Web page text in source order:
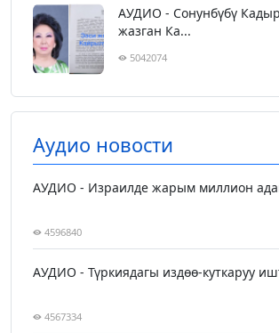
АУДИО - Сонунбүбү
жазган Ка...
5042074
Аудио новости
АУДИО - Израилде жарым миллион
4596840
АУДИО - Түркиядагы издөө-куткаруу
4567334